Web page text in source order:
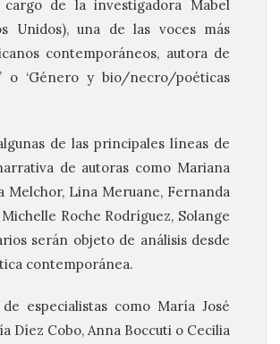
de la investigadora Mabel
Unidos), una de las voces más
contemporáneos, autora de
o ‘Género y bio/necro/poéticas
de las principales líneas de
de autoras como Mariana
Melchor, Lina Meruane, Fernanda
Roche Rodríguez, Solange
serán objeto de análisis desde
contemporánea.
especialistas como María José
Díez Cobo, Anna Boccuti o Cecilia